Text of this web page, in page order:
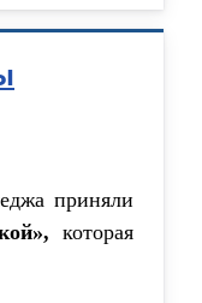
приняли
которая